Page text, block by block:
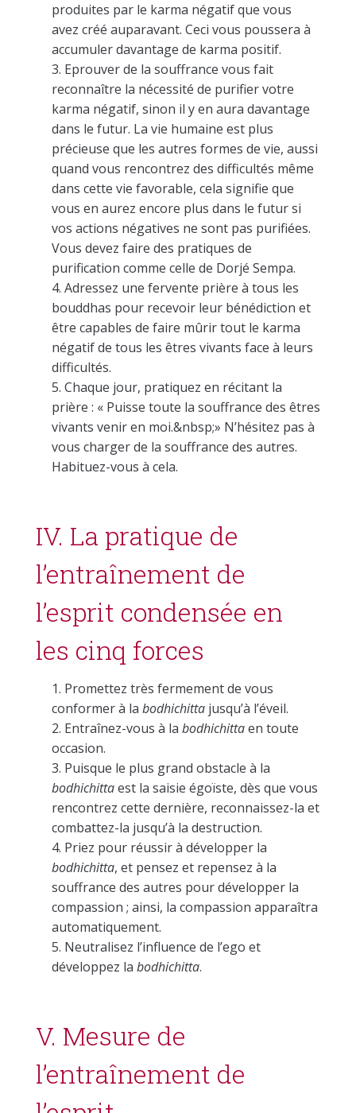
produites par le karma négatif que vous
avez créé auparavant. Ceci vous poussera à
accumuler davantage de karma positif.
Eprouver de la souffrance vous fait
reconnaître la nécessité de purifier votre
karma négatif, sinon il y en aura davantage
dans le futur. La vie humaine est plus
précieuse que les autres formes de vie, aussi
quand vous rencontrez des difficultés même
dans cette vie favorable, cela signifie que
vous en aurez encore plus dans le futur si
vos actions négatives ne sont pas purifiées.
Vous devez faire des pratiques de
purification comme celle de Dorjé Sempa.
Adressez une fervente prière à tous les
bouddhas pour recevoir leur bénédiction et
être capables de faire mûrir tout le karma
négatif de tous les êtres vivants face à leurs
difficultés.
Chaque jour, pratiquez en récitant la
prière : « Puisse toute la souffrance des êtres
vivants venir en moi.&nbsp;» N’hésitez pas à
vous charger de la souffrance des autres.
Habituez-vous à cela.
IV. La pratique de
l’entraînement de
l’esprit condensée en
les cinq forces
Promettez très fermement de vous
conformer à la bodhichittajusqu’à l’éveil.
Entraînez-vous à la bodhichittaen toute
occasion.
Puisque le plus grand obstacle à la
bodhichittaest la saisie égoïste, dès que vous
rencontrez cette dernière, reconnaissez-la et
combattez-la jusqu’à la destruction.
Priez pour réussir à développer la
bodhichitta, et pensez et repensez à la
souffrance des autres pour développer la
compassion ; ainsi, la compassion apparaîtra
automatiquement.
Neutralisez l’influence de l’ego et
développez la bodhichitta.
V. Mesure de
l’entraînement de